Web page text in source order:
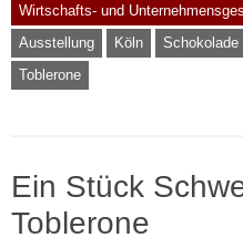
Wirtschafts- und
Ausstellung
Köln Schokolade
Toblerone
Ein Stück
Toblerone